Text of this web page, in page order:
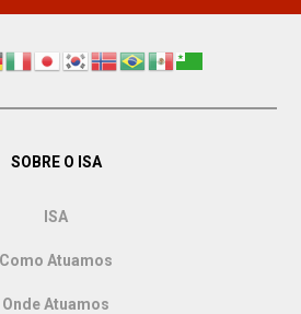
SOBRE O ISA
ISA
Como Atuamos
Onde Atuamos